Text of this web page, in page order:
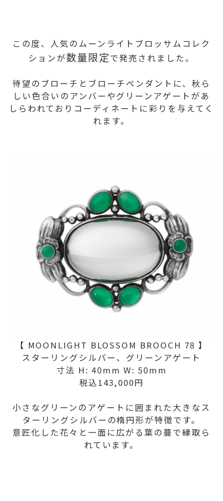
この度、人気のムーンライトブロッサムコレク
ションが数量限定で発売されました。
待望のブローチとブローチペンダントに、秋ら
しい色合いのアンバーやグリーンアゲートがあ
しらわれておりコーディネートに彩りを与えてく
れます。
【 MOONLIGHT BLOSSOM BROOCH 78 】
スターリングシルバー、グリーンアゲート
寸法 H: 40mm W: 50mm
税込143,000円
小さなグリーンのアゲートに囲まれた大きなス
ターリングシルバーの楕円形が特徴です。
意匠化した花々と一面に広がる葉の蔓で縁取ら
れています。